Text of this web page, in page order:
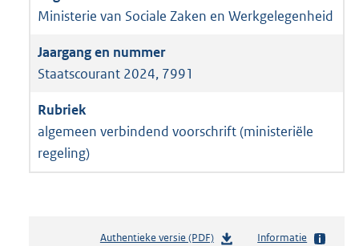
Ministerie van Sociale Zaken en Werkgelegenheid
Staatscourant 2024, 7991
algemeen verbindend voorschrift (ministeriële
regeling)
Authentieke versie (PDF)b
Informatie